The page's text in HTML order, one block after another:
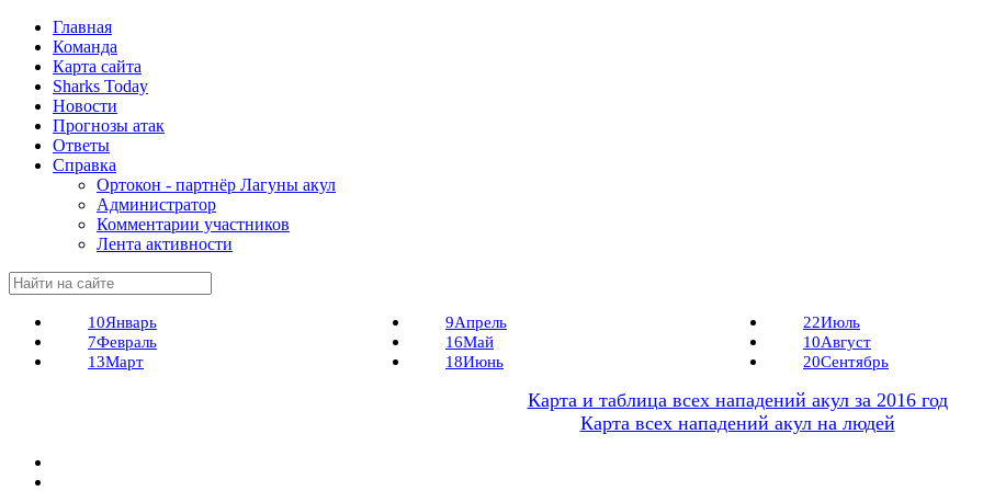
Главная
Команда
Карта сайта
Sharks Today
Новости
Прогнозы атак
Ответы
Справка
Ортокон - партнёр Лагуны акул
Администратор
Комментарии участников
Лента активности
10Январь
7Февраль
13Март
9Апрель
16Май
18Июнь
22Июль
10Август
20Сентябрь
Карта и таблица всех нападений акул за 2016 год
Карта всех нападений акул на людей